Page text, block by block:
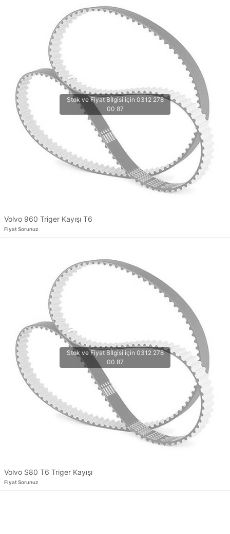
Volvo 960 Triger Kayışı T6
Fiyat Sorunuz
Volvo S80 T6 Triger Kayışı
Fiyat Sorunuz